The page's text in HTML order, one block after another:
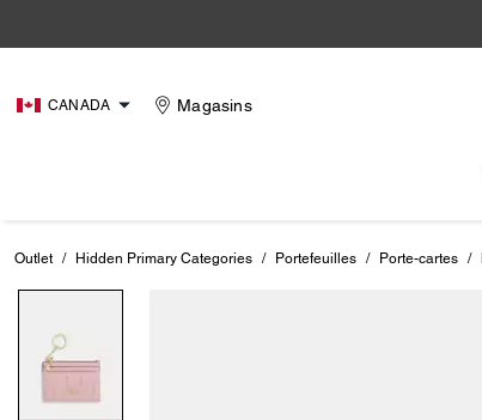
CANADA Magasins
Outlet / Hidden Primary Categories / Portefeuilles / Porte-cartes /